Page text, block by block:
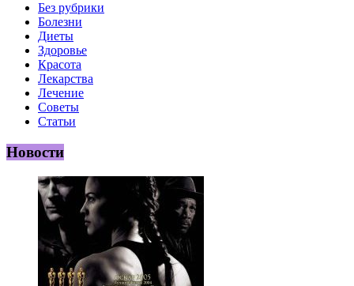
Без рубрики
Болезни
Диеты
Здоровье
Красота
Лекарства
Лечение
Советы
Статьи
Новости